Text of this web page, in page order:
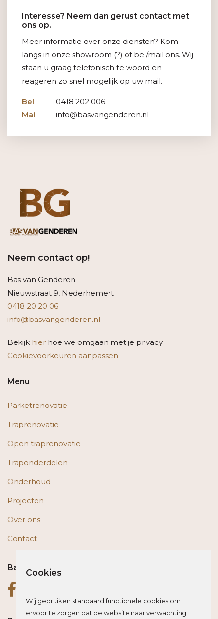
Interesse? Neem dan gerust contact met
ons op.
Meer informatie over onze diensten? Kom
langs in onze showroom (?) of bel/mail ons. Wij
staan u graag telefonisch te woord en
reageren zo snel mogelijk op uw mail.
Bel
0418 202 006
Mail
info@basvangenderen.nl
Neem contact op!
Bas van Genderen
Nieuwstraat 9, Nederhemert
0418 20 20 06
info@basvangenderen.nl
Bekijk hier hoe we omgaan met je privacy
Cookievoorkeuren aanpassen
Menu
Parketrenovatie
Traprenovatie
Open traprenovatie
Traponderdelen
Onderhoud
Projecten
Over ons
Contact
Bas op social media
Cookies
Wij gebruiken standaard functionele cookies om
ervoor te zorgen dat de website naar verwachting